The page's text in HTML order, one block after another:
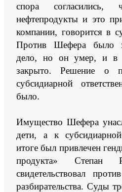
спора
нефтепродукты и это
компании, говорится в
Против Шефера было
дело, но он умер, и в
закрыто. Решение о
субсидиарной
было.
Имущество Шефера
дети, а к
итоге был привлечен
продукта» Степан
свидетельствовал
разбирательства. Суды